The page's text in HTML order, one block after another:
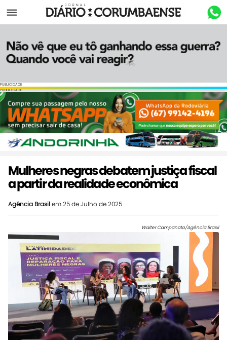
Menu
PUBLICIDADE
PUBLICIDADE
Mulheres negras debatem justiça fiscal
a partir da realidade econômica
Agência Brasilem 25 de Julho de 2025
Walter Campanato/Agência Brasil